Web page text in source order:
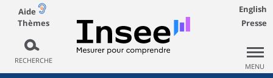
Aide
Thèmes
RECHERCHE
English
Presse
MENU